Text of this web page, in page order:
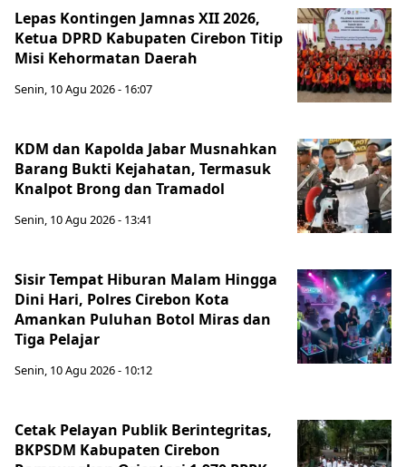
Lepas Kontingen Jamnas XII 2026,
Ketua DPRD Kabupaten Cirebon Titip
Misi Kehormatan Daerah
Senin, 10 Agu 2026 - 16:07
KDM dan Kapolda Jabar Musnahkan
Barang Bukti Kejahatan, Termasuk
Knalpot Brong dan Tramadol
Senin, 10 Agu 2026 - 13:41
Sisir Tempat Hiburan Malam Hingga
Dini Hari, Polres Cirebon Kota
Amankan Puluhan Botol Miras dan
Tiga Pelajar
Senin, 10 Agu 2026 - 10:12
Cetak Pelayan Publik Berintegritas,
BKPSDM Kabupaten Cirebon